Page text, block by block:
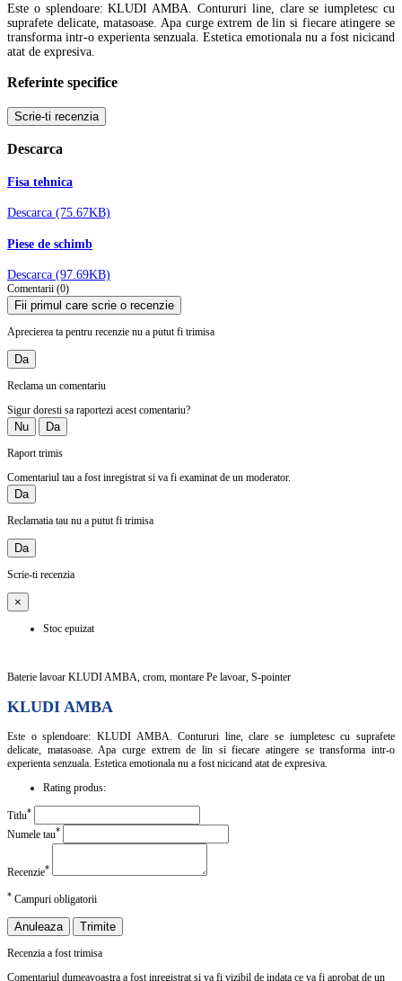
Este o splendoare: KLUDI AMBA. Contururi line, clare se iumpletesc cu
suprafete delicate, matasoase. Apa curge extrem de lin si fiecare atingere se
transforma intr-o experienta senzuala. Estetica emotionala nu a fost nicicand
atat de expresiva.
Referinte specifice
Scrie-ti recenzia
Descarca
Fisa tehnica
Descarca (75.67KB)
Piese de schimb
Descarca (97.69KB)
Comentarii (0)
Fii primul care scrie o recenzie
Aprecierea ta pentru recenzie nu a putut fi trimisa
Da
Reclama un comentariu
Sigur doresti sa raportezi acest comentariu?
Nu Da
Raport trimis
Comentariul tau a fost inregistrat si va fi examinat de un moderator.
Da
Reclamatia tau nu a putut fi trimisa
Da
Scrie-ti recenzia
×
Stoc epuizat
Baterie lavoar KLUDI AMBA, crom, montare Pe lavoar, S-pointer
KLUDI AMBA
Este o splendoare: KLUDI AMBA. Contururi line, clare se iumpletesc cu suprafete
delicate, matasoase. Apa curge extrem de lin si fiecare atingere se transforma intr-o
experienta senzuala. Estetica emotionala nu a fost nicicand atat de expresiva.
Rating produs:
Titlu*
Numele tau*
Recenzie*
* Campuri obligatorii
Anuleaza Trimite
Recenzia a fost trimisa
Comentariul dumeavoastra a fost inregistrat si va fi vizibil de indata ce va fi aprobat de un